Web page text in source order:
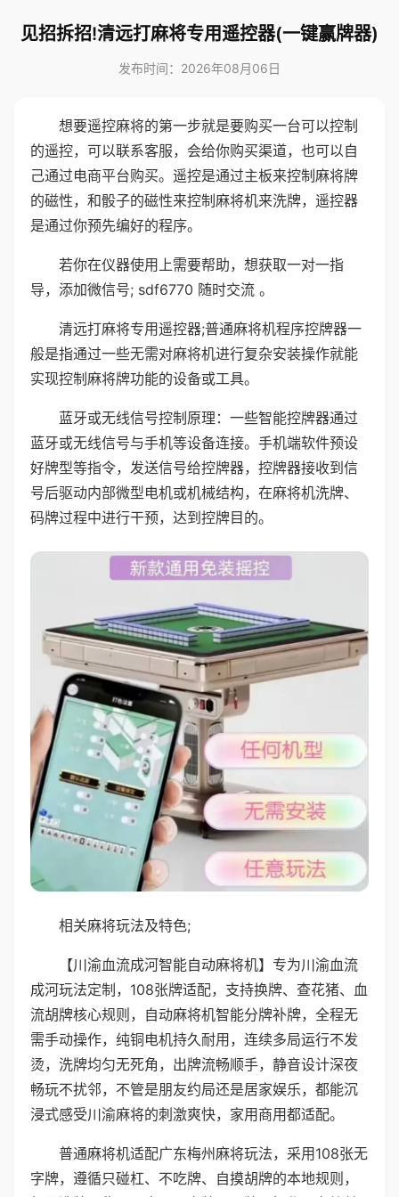
见招拆招!清远打麻将专用遥控器(一键赢牌器)
发布时间：2026年08月06日
想要遥控麻将的第一步就是要购买一台可以控制
的遥控，可以联系客服，会给你购买渠道，也可以自
己通过电商平台购买。遥控是通过主板来控制麻将牌
的磁性，和骰子的磁性来控制麻将机来洗牌，遥控器
是通过你预先编好的程序。
若你在仪器使用上需要帮助，想获取一对一指
导，添加微信号; sdf6770 随时交流 。
清远打麻将专用遥控器;普通麻将机程序控牌器一
般是指通过一些无需对麻将机进行复杂安装操作就能
实现控制麻将牌功能的设备或工具。
蓝牙或无线信号控制原理：一些智能控牌器通过
蓝牙或无线信号与手机等设备连接。手机端软件预设
好牌型等指令，发送信号给控牌器，控牌器接收到信
号后驱动内部微型电机或机械结构，在麻将机洗牌、
码牌过程中进行干预，达到控牌目的。
相关麻将玩法及特色;
【川渝血流成河智能自动麻将机】专为川渝血流
成河玩法定制，108张牌适配，支持换牌、查花猪、血
流胡牌核心规则，自动麻将机智能分牌补牌，全程无
需手动操作，纯铜电机持久耐用，连续多局运行不发
烫，洗牌均匀无死角，出牌流畅顺手，静音设计深夜
畅玩不扰邻，不管是朋友约局还是居家娱乐，都能沉
浸式感受川渝麻将的刺激爽快，家用商用都适配。
普通麻将机适配广东梅州麻将玩法，采用108张无
字牌，遵循只碰杠、不吃牌、自摸胡牌的本地规则，